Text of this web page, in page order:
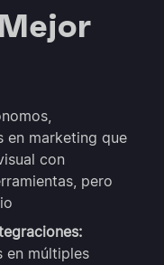
en marketing que
con
pero
en múltiples